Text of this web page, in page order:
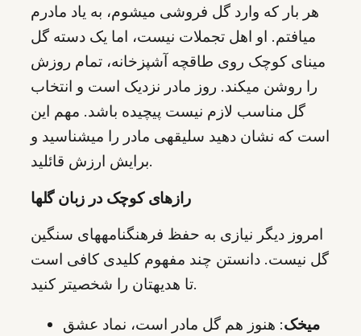
هر بار که وارد گل فروشی میشوم، به یاد مادرم
میافتم. او اهل تجملات نیست، اما یک دسته گل
مینای کوچک روی طاقچه آشپزخانه، تمام روزش
را روشن میکند. روز مادر نزدیک است و انتخاب
گل مناسب لازم نیست پیچیده باشد. مهم این
است که نشان دهید سلیقهی مادر را میشناسید و
برایش ارزش قائلید.
رازهای کوچک در زبان گلها
امروز دیگر نیازی به حفظ فرهنگنامههای سنگین
گل نیست. دانستن چند مفهوم کلیدی کافی است
تا هدیهتان را شخصیتر کنید.
میخک: هنوز هم گل مادر است، نماد عشق